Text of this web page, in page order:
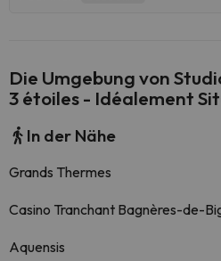
Die Umgebung von
3 étoiles - Idéalement
In der Nähe
Grands Thermes
Casino Tranchant Bagnères-de-
Aquensis